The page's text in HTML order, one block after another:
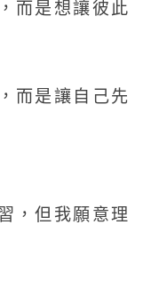
而是想讓彼此
而是讓自己先
，但我願意理